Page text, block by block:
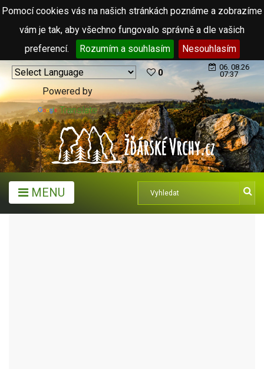
Pomocí cookies vás na našich stránkách poznáme a zobrazíme
vám je tak, aby všechno fungovalo správně a dle vašich
preferencí.
Rozumím a souhlasím Nesouhlasím
Powered by
Translate
0
06. 08.26
07:37
MENU